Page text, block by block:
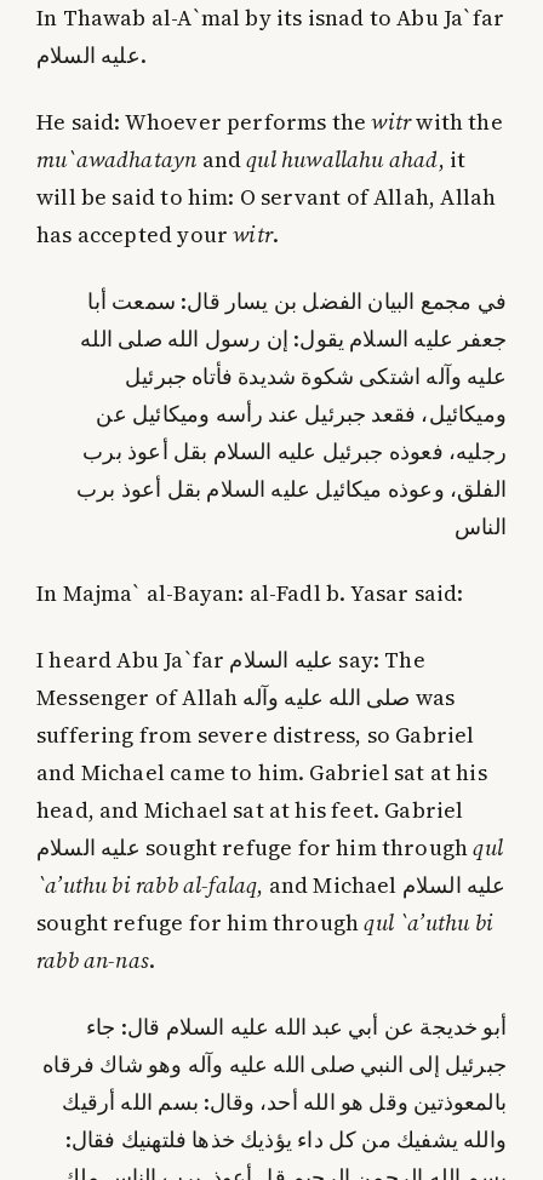
In Thawab al-A`mal by its isnad to Abu Ja`far
عليه السلام.
He said: Whoever performs thewitrwith the
mu`awadhatayn andqul huwallahu ahad, it
will be said to him: O servant of Allah, Allah
has accepted yourwitr.
جعفر عليه السلام يقول: إن رسول الله صلى الله
عليه وآله اشتكى شكوة شديدة فأتاه جبرئيل
وميكائيل، فقعد جبرئيل عند رأسه وميكائيل عن
رجليه، فعوذه جبرئيل عليه السلام بقل أعوذ برب
الفلق، وعوذه ميكائيل عليه السلام بقل أعوذ برب
الناس
In Majma` al-Bayan: al-Fadl b. Yasar said:
I heard Abu Ja`far عليه السلام say: The
Messenger of Allah صلى الله عليه وآله was
suffering from severe distress, so Gabriel
and Michael came to him. Gabriel sat at his
head, and Michael sat at his feet. Gabriel
عليه السلام sought refuge for him throughqul
`a’uthu bi rabb al-falaq, and Michael عليه السلام
sought refuge for him throughqul `a’uthu bi
rabb an-nas.
جبرئيل إلى النبي صلى الله عليه وآله وهو شاك فرقاه
بالمعوذتين وقل هو الله أحد، وقال: بسم الله أرقيك
والله يشفيك من كل داء يؤذيك خذها فلتهنيك فقال: